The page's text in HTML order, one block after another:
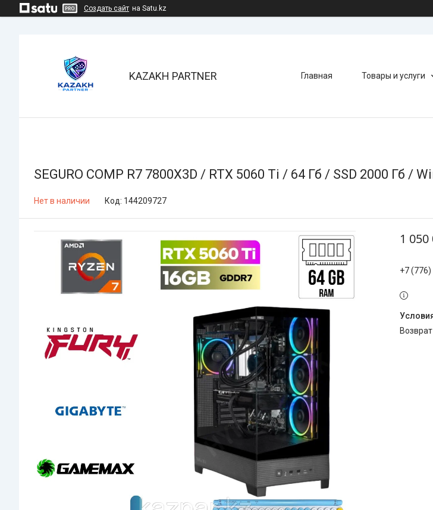
Создать сайт на Satu.kz
KAZAKH PARTNER Главная Товары и услуги
SEGURO COMP R7 7800X3D / RTX 5060 Ti / 64 Гб / SSD 2000 Гб /
Нет в наличии Код: 144209727
1 050
+7